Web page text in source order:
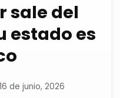
sale del
estado es
16 de junio, 2026